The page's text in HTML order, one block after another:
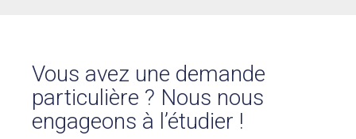
Vous avez une demande
particulière ? Nous nous
engageons à l’étudier !